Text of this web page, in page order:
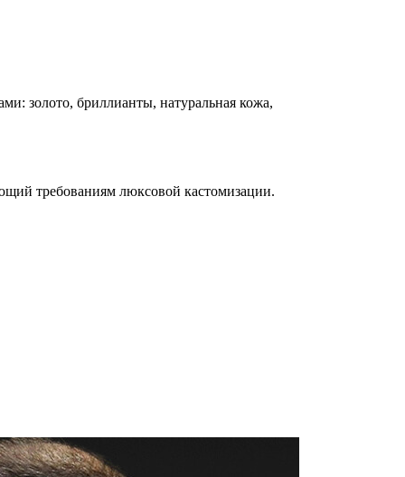
золото, бриллианты, натуральная кожа,
требованиям люксовой кастомизации.